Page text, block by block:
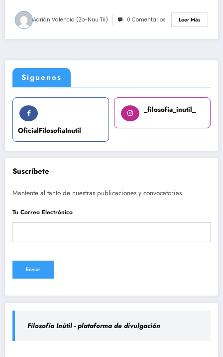
Adrián Valencia (Zo-Nuu Tii) 0 Comentarios Leer Más
Siguenos
OficialFilosofiaInutil
_filosofia_inutil_
Suscríbete
Mantente al tanto de nuestras publicaciones y convocatorias.
Tu Correo Electrónico
Filosofía Inútil - plataforma de divulgación